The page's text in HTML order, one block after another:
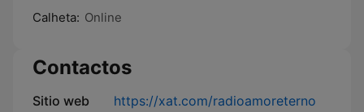
Calheta: Online
Contactos
Sitio web
https://xat.com/radioamoreterno